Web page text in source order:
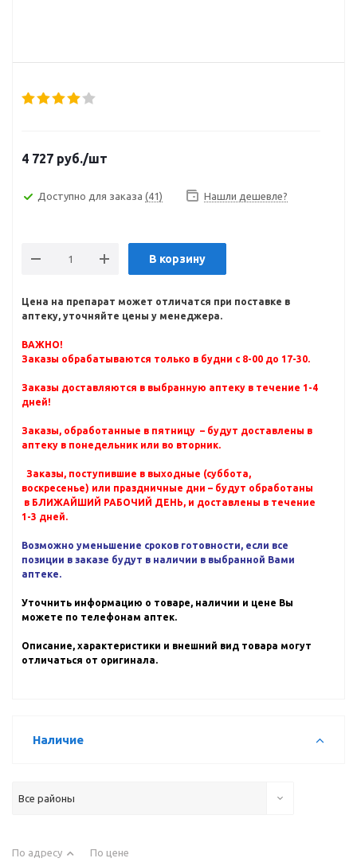
4 727 руб./шт
Доступно для заказа (41) Нашли дешевле?
В корзину
Цена на препарат может отличатся при поставке в
аптеку, уточняйте цены у менеджера.
ВАЖНО!
Заказы обрабатываются только в будни с 8-00 до 17-30.
Заказы доставляются в выбранную аптеку в течение 1-4
дней!
Заказы, обработанные в пятницу – будут доставлены в
аптеку в понедельник или во вторник.
Заказы, поступившие в выходные (суббота,
воскресенье) или праздничные дни – будут обработаны
в БЛИЖАЙШИЙ РАБОЧИЙ ДЕНЬ, и доставлены в течение
1-3 дней.
Возможно уменьшение сроков готовности, если все
позиции в заказе будут в наличии в выбранной Вами
аптеке.
Уточнить информацию о товаре, наличии и цене Вы
можете по телефонам аптек.
Описание, характеристики и внешний вид товара могут
отличаться от оригинала.
Наличие
Все районы
По адресу По цене